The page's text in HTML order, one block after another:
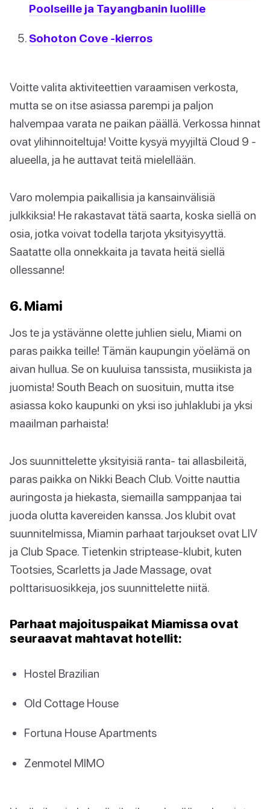
Poolseille ja Tayangbanin luolille
Sohoton Cove -kierros
Voitte valita aktiviteettien varaamisen verkosta,
mutta se on itse asiassa parempi ja paljon
halvempaa varata ne paikan päällä. Verkossa hinnat
ovat ylihinnoiteltuja! Voitte kysyä myyjiltä Cloud 9 -
alueella, ja he auttavat teitä mielellään.
Varo molempia paikallisia ja kansainvälisiä
julkkiksia! He rakastavat tätä saarta, koska siellä on
osia, jotka voivat todella tarjota yksityisyyttä.
Saatatte olla onnekkaita ja tavata heitä siellä
ollessanne!
6. Miami
Jos te ja ystävänne olette juhlien sielu, Miami on
paras paikka teille! Tämän kaupungin yöelämä on
aivan hullua. Se on kuuluisa tanssista, musiikista ja
juomista! South Beach on suosituin, mutta itse
asiassa koko kaupunki on yksi iso juhlaklubi ja yksi
maailman parhaista!
Jos suunnittelette yksityisiä ranta- tai allasbileitä,
paras paikka on Nikki Beach Club. Voitte nauttia
auringosta ja hiekasta, siemailla samppanjaa tai
juoda olutta kavereiden kanssa. Jos klubit ovat
suunnitelmissa, Miamin parhaat tarjoukset ovat LIV
ja Club Space. Tietenkin striptease-klubit, kuten
Tootsies, Scarletts ja Jade Massage, ovat
polttarisuosikkeja, jos suunnittelette niitä.
Parhaat majoituspaikat Miamissa ovat
seuraavat mahtavat hotellit:
Hostel Brazilian
Old Cottage House
Fortuna House Apartments
Zenmotel MIMO